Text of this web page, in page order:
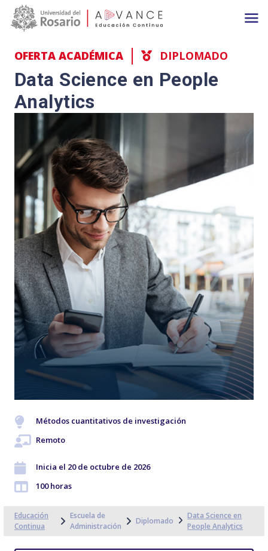
Pasar al contenido principal
Main navigation
OFERTA ACADÉMICA DIPLOMADO
Data Science en People
Analytics
Métodos cuantitativos de investigación
Remoto
Inicia el 20 de octubre de 2026
100 horas
Educación
Continua
Escuela de
Administración
Diplomado
Data Science en
People Analytics